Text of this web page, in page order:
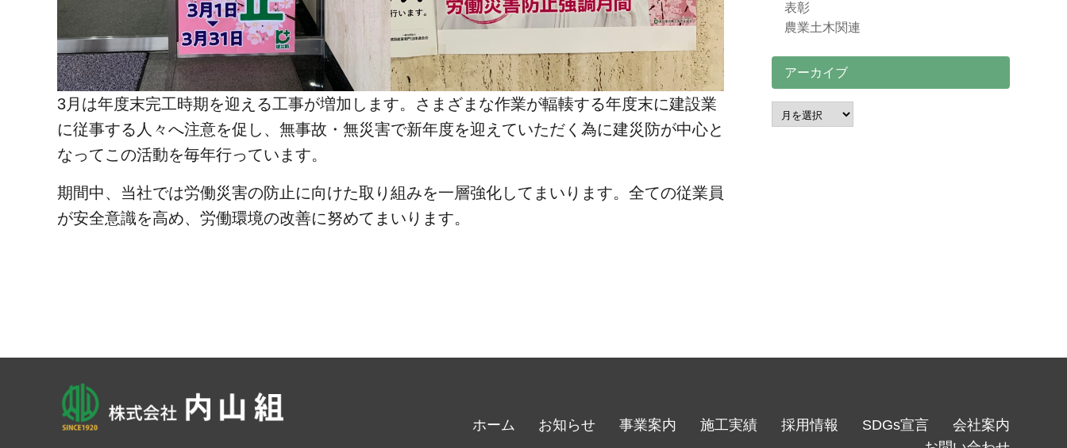
3月は年度末完工時期を迎える工事が増加します。さまざまな作業が輻輳する年度末に建設業
に従事する人々へ注意を促し、無事故・無災害で新年度を迎えていただく為に建災防が中心と
なってこの活動を毎年行っています。
期間中、当社では労働災害の防止に向けた取り組みを一層強化してまいります。全ての従業員
が安全意識を高め、労働環境の改善に努めてまいります。
表彰
農業土木関連
アーカイブ
ー
ホーム お知らせ 事業案内 施工実績 採用情報 SDGs宣言
会社案内